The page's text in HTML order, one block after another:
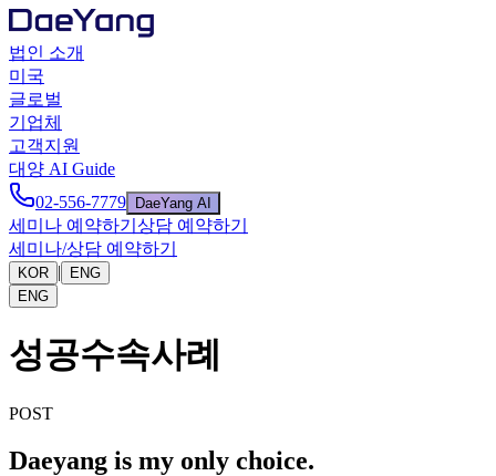
법인 소개
미국
글로벌
기업체
고객지원
대양 AI Guide
02-556-7779
DaeYang AI
세미나 예약하기 상담 예약하기
세미나/상담 예약하기
KOR |
ENG
ENG
성공수속사례
POST
Daeyang is my only choice.